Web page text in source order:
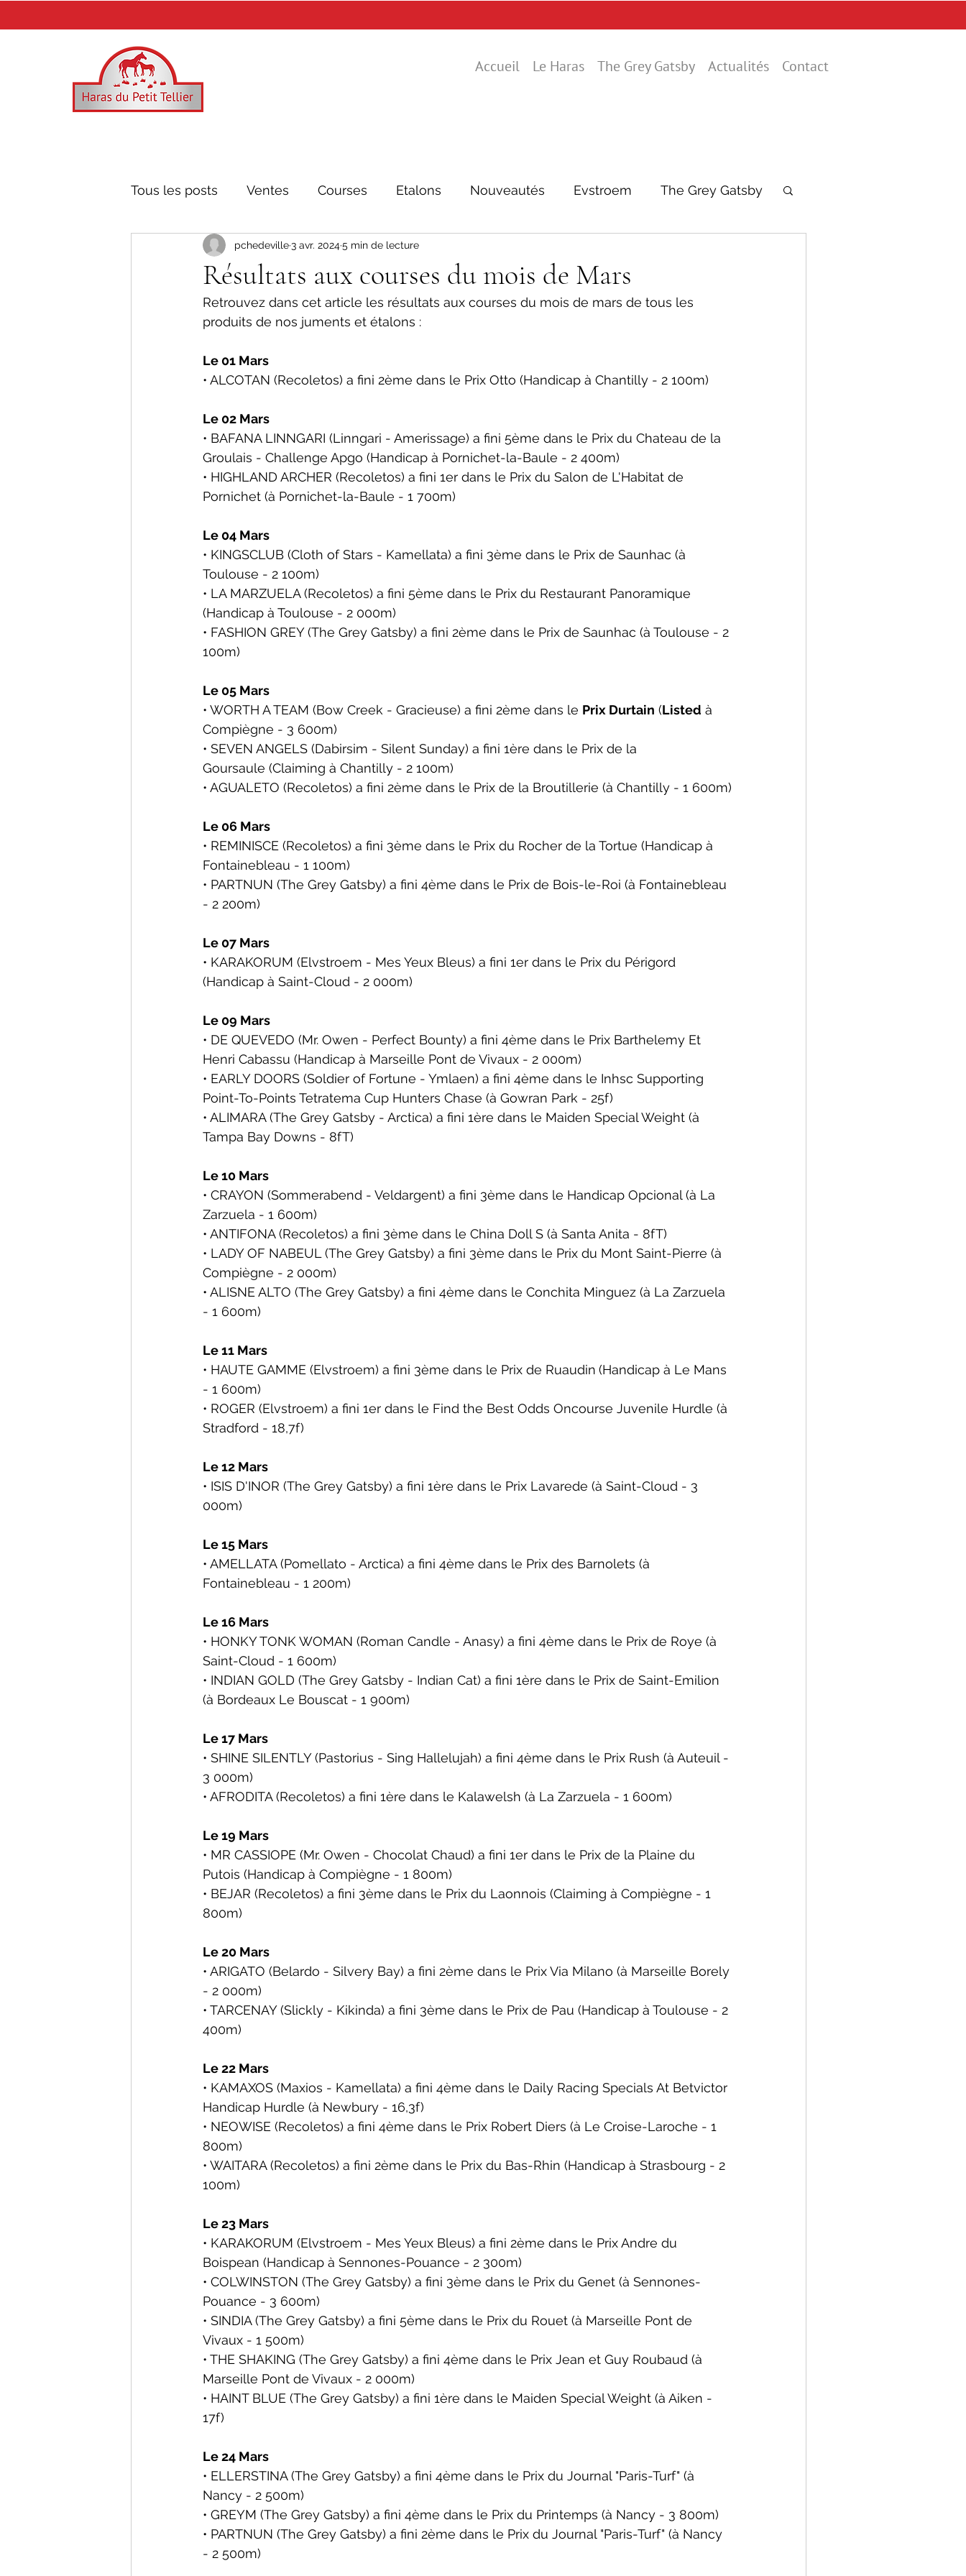
Accueil Le Haras The Grey Gatsby Actualités Contact
Tous les posts Ventes Courses Etalons Nouveautés Evstroem The Grey Gatsby
Mr. Owen Recoletos
Résultats aux courses du mois de Mars
pchedeville3 avr. 20245 min de lecture
Retrouvez dans cet article les résultats aux courses du mois de mars de tous les
produits de nos juments et étalons :
Le 01 Mars
• ALCOTAN (Recoletos) a fini 2ème dans le Prix Otto (Handicap à Chantilly - 2 100m)
Le 02 Mars
• BAFANA LINNGARI (Linngari - Amerissage) a fini 5ème dans le Prix du Chateau de la
Groulais - Challenge Apgo (Handicap à Pornichet-la-Baule - 2 400m)
• HIGHLAND ARCHER (Recoletos) a fini 1er dans le Prix du Salon de L'Habitat de
Pornichet (à Pornichet-la-Baule - 1 700m)
Le 04 Mars
• KINGSCLUB (Cloth of Stars - Kamellata) a fini 3ème dans le Prix de Saunhac (à
Toulouse - 2 100m)
• LA MARZUELA (Recoletos) a fini 5ème dans le Prix du Restaurant Panoramique
(Handicap à Toulouse - 2 000m)
• FASHION GREY (The Grey Gatsby) a fini 2ème dans le Prix de Saunhac (à Toulouse - 2
100m)
Le 05 Mars
• WORTH A TEAM (Bow Creek - Gracieuse) a fini 2ème dans le Prix Durtain (Listed à
Compiègne - 3 600m)
• SEVEN ANGELS (Dabirsim - Silent Sunday) a fini 1ère dans le Prix de la
Goursaule (Claiming à Chantilly - 2 100m)
• AGUALETO (Recoletos) a fini 2ème dans le Prix de la Broutillerie (à Chantilly - 1 600m)
Le 06 Mars
• REMINISCE (Recoletos) a fini 3ème dans le Prix du Rocher de la Tortue (Handicap à
Fontainebleau - 1 100m)
• PARTNUN (The Grey Gatsby) a fini 4ème dans le Prix de Bois-le-Roi (à Fontainebleau
- 2 200m)
Le 07 Mars
• KARAKORUM (Elvstroem - Mes Yeux Bleus) a fini 1er dans le Prix du Périgord
(Handicap à Saint-Cloud - 2 000m)
Le 09 Mars
• DE QUEVEDO (Mr. Owen - Perfect Bounty) a fini 4ème dans le Prix Barthelemy Et
Henri Cabassu (Handicap à Marseille Pont de Vivaux - 2 000m)
• EARLY DOORS (Soldier of Fortune - Ymlaen) a fini 4ème dans le Inhsc Supporting
Point-To-Points Tetratema Cup Hunters Chase (à Gowran Park - 25f)
• ALIMARA (The Grey Gatsby - Arctica) a fini 1ère dans le Maiden Special Weight (à
Tampa Bay Downs - 8fT)
Le 10 Mars
• CRAYON (Sommerabend - Veldargent) a fini 3ème dans le Handicap Opcional (à La
Zarzuela - 1 600m)
• ANTIFONA (Recoletos) a fini 3ème dans le China Doll S (à Santa Anita - 8fT)
• LADY OF NABEUL (The Grey Gatsby) a fini 3ème dans le Prix du Mont Saint-Pierre (à
Compiègne - 2 000m)
• ALISNE ALTO (The Grey Gatsby) a fini 4ème dans le Conchita Minguez (à La Zarzuela
- 1 600m)
Le 11 Mars
• HAUTE GAMME (Elvstroem) a fini 3ème dans le Prix de Ruaudin (Handicap à Le Mans
- 1 600m)
• ROGER (Elvstroem) a fini 1er dans le Find the Best Odds Oncourse Juvenile Hurdle (à
Stradford - 18,7f)
Le 12 Mars
• ISIS D'INOR (The Grey Gatsby) a fini 1ère dans le Prix Lavarede (à Saint-Cloud - 3
000m)
Le 15 Mars
• AMELLATA (Pomellato - Arctica) a fini 4ème dans le Prix des Barnolets (à
Fontainebleau - 1 200m)
Le 16 Mars
• HONKY TONK WOMAN (Roman Candle - Anasy) a fini 4ème dans le Prix de Roye (à
Saint-Cloud - 1 600m)
• INDIAN GOLD (The Grey Gatsby - Indian Cat) a fini 1ère dans le Prix de Saint-Emilion
(à Bordeaux Le Bouscat - 1 900m)
Le 17 Mars
• SHINE SILENTLY (Pastorius - Sing Hallelujah) a fini 4ème dans le Prix Rush (à Auteuil -
3 000m)
• AFRODITA (Recoletos) a fini 1ère dans le Kalawelsh (à La Zarzuela - 1 600m)
Le 19 Mars
• MR CASSIOPE (Mr. Owen - Chocolat Chaud) a fini 1er dans le Prix de la Plaine du
Putois (Handicap à Compiègne - 1 800m)
• BEJAR (Recoletos) a fini 3ème dans le Prix du Laonnois (Claiming à Compiègne - 1
800m)
Le 20 Mars
• ARIGATO (Belardo - Silvery Bay) a fini 2ème dans le Prix Via Milano (à Marseille Borely
- 2 000m)
• TARCENAY (Slickly - Kikinda) a fini 3ème dans le Prix de Pau (Handicap à Toulouse - 2
400m)
Le 22 Mars
• KAMAXOS (Maxios - Kamellata) a fini 4ème dans le Daily Racing Specials At Betvictor
Handicap Hurdle (à Newbury - 16,3f)
• NEOWISE (Recoletos) a fini 4ème dans le Prix Robert Diers (à Le Croise-Laroche - 1
800m)
• WAITARA (Recoletos) a fini 2ème dans le Prix du Bas-Rhin (Handicap à Strasbourg - 2
100m)
Le 23 Mars
• KARAKORUM (Elvstroem - Mes Yeux Bleus) a fini 2ème dans le Prix Andre du
Boispean (Handicap à Sennones-Pouance - 2 300m)
• COLWINSTON (The Grey Gatsby) a fini 3ème dans le Prix du Genet (à Sennones-
Pouance - 3 600m)
• SINDIA (The Grey Gatsby) a fini 5ème dans le Prix du Rouet (à Marseille Pont de
Vivaux - 1 500m)
• THE SHAKING (The Grey Gatsby) a fini 4ème dans le Prix Jean et Guy Roubaud (à
Marseille Pont de Vivaux - 2 000m)
• HAINT BLUE (The Grey Gatsby) a fini 1ère dans le Maiden Special Weight (à Aiken -
17f)
Le 24 Mars
• ELLERSTINA (The Grey Gatsby) a fini 4ème dans le Prix du Journal "Paris-Turf" (à
Nancy - 2 500m)
• GREYM (The Grey Gatsby) a fini 4ème dans le Prix du Printemps (à Nancy - 3 800m)
• PARTNUN (The Grey Gatsby) a fini 2ème dans le Prix du Journal "Paris-Turf" (à Nancy
- 2 500m)